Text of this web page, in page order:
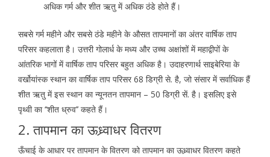
अधिक गर्म और शीत ऋतु में अधिक ठंडे होते हैं।
सबसे गर्म महीने और सबसे ठंडे महीने के औसत तापमानों का अंतर वार्षिक ताप
परिसर कहलाता है। उत्तरी गोलार्ध के मध्य और उच्च अक्षांशों में महाद्वीपों के
आंतरिक भागों में वार्षिक ताप परिसर बहुत अधिक है। उदाहरणार्थ साइबेरिया के
वर्खोयांस्क स्थान का वार्षिक ताप परिसर 68 डिग्री से. है, जो संसार में सर्वाधिक हैं
शीत ऋतु में इस स्थान का न्यूनतन तापमान – 50 डिग्री सें. है। इसलिए इसे
पृथ्वी का ‘‘शीत ध्रुव’’ कहते हैं।
2. तापमान का ऊध्र्वाधर वितरण
ऊँचाई के आधार पर तापमान के वितरण को तापमान का ऊध्र्वाधर वितरण कहते